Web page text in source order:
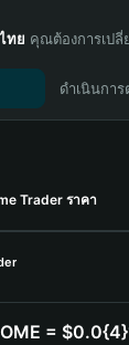
ทย คุณต้องการเปลี่
ดำเนินกา
Trader ราคา
=